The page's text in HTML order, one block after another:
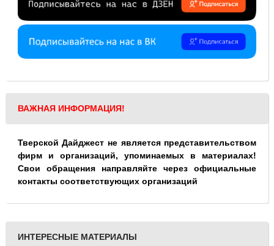
ВАЖНАЯ ИНФОРМАЦИЯ!
Тверской Дайджест не является представительством
фирм и организаций, упоминаемых в материалах!
Свои обращения направляйте через официальные
контакты соответствующих организаций
ИНТЕРЕСНЫЕ МАТЕРИАЛЫ